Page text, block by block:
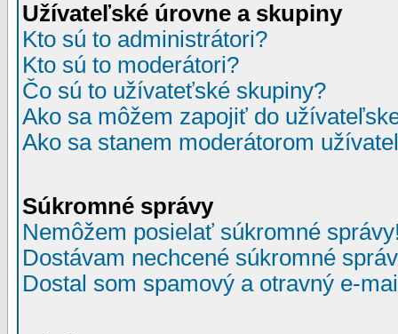
Užívateľské úrovne a skupiny
Kto sú to administrátori?
Kto sú to moderátori?
Čo sú to užívateťské skupiny?
Ako sa môžem zapojiť do
Ako sa stanem moderátorom
Súkromné správy
Nemôžem posielať súkromné
Dostávam nechcené súkromné
Dostal som spamový a otravný e-